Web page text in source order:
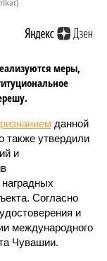
меры,
данной
также утвердили
и
Согласно
и
международного
Чувашии.